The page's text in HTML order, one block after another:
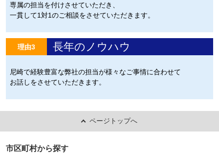
専属の担当を付けさせていただき、
一貫して1対1のご相談をさせていただきます。
理由3 長年のノウハウ
尼崎で経験豊富な弊社の担当が様々なご事情に合わせて
お話しをさせていただきます。
ページトップへ
市区町村から探す